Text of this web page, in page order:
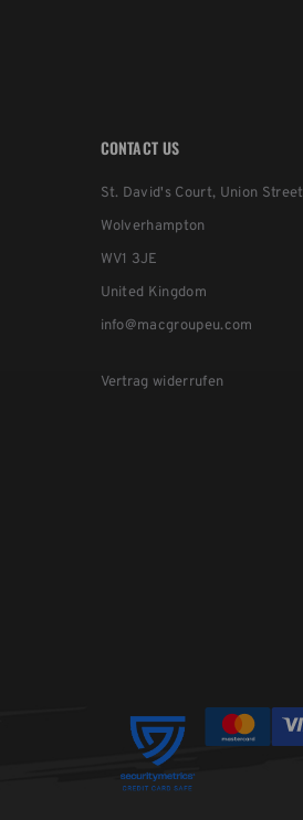
CONTACT US
St. David's Court, Union Street
Wolverhampton
WV1 3JE
United Kingdom
info@macgroupeu.com
Vertrag widerrufen